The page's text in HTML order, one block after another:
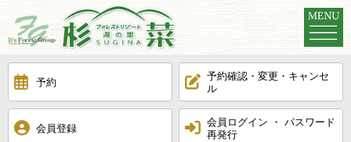
MENU
じ
湯の里杉菜TOP
予約
予約確認・変更・キャンセ
ル
会員登録
会員ログイン ・ パスワード
再発行